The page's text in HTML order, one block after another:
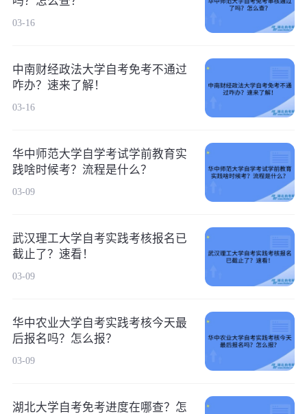
03-16
中南财经政法大学自考免考不通过
咋办？速来了解！
03-16
华中师范大学自学考试学前教育实
践啥时候考？流程是什么？
03-09
武汉理工大学自考实践考核报名已
截止了？速看！
03-09
华中农业大学自考实践考核今天最
后报名吗？怎么报？
03-09
湖北大学自考免考进度在哪查？怎